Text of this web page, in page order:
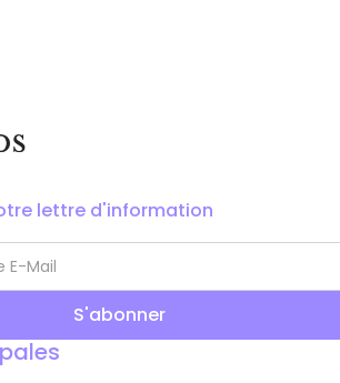
lettre d'information